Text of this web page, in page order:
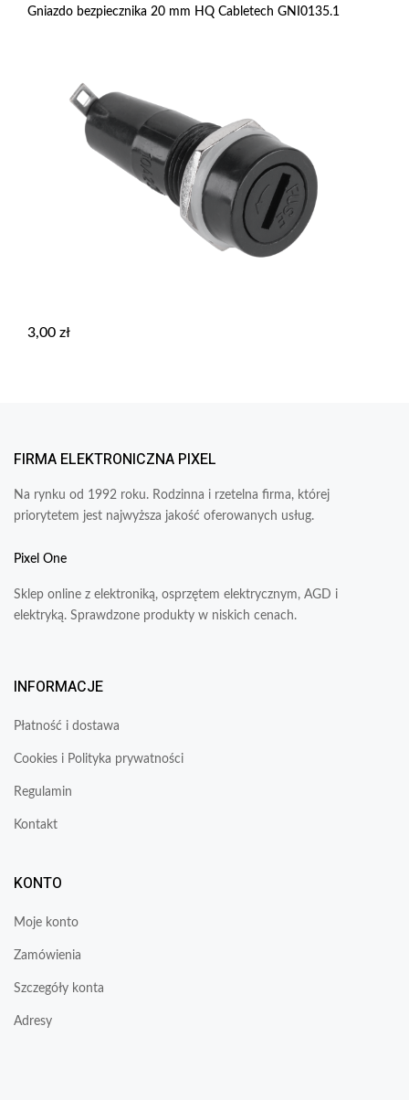
Gniazdo bezpiecznika 20 mm HQ Cabletech GNI0135.1
3,00 zł
FIRMA ELEKTRONICZNA PIXEL
Na rynku od 1992 roku. Rodzinna i rzetelna firma, której
priorytetem jest najwyższa jakość oferowanych usług.
Pixel One
Sklep online z elektroniką, osprzętem elektrycznym, AGD i
elektryką. Sprawdzone produkty w niskich cenach.
INFORMACJE
Płatność i dostawa
Cookies i Polityka prywatności
Regulamin
Kontakt
KONTO
Moje konto
Zamówienia
Szczegóły konta
Adresy